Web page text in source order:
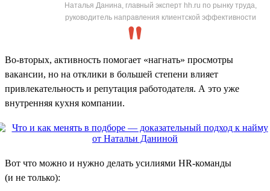
Наталья Данина, главный эксперт hh.ru по рынку труда,
руководитель направления клиентской эффективности
Во-вторых, активность помогает «нагнать» просмотры
вакансии, но на отклики в большей степени влияет
привлекательность и репутация работодателя. А это уже
внутренняя кухня компании.
Вот что можно и нужно делать усилиями HR-команды
(и не только):